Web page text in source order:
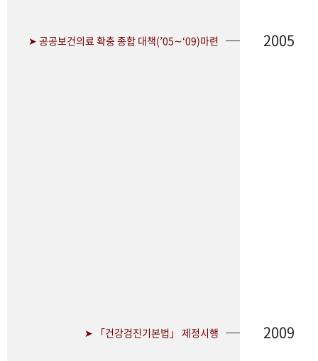
➤ 공공보건의료 확충 종합 대책(’05∼‘09)마련 2005
➤ 「건강검진기본법」 제정시행 2009